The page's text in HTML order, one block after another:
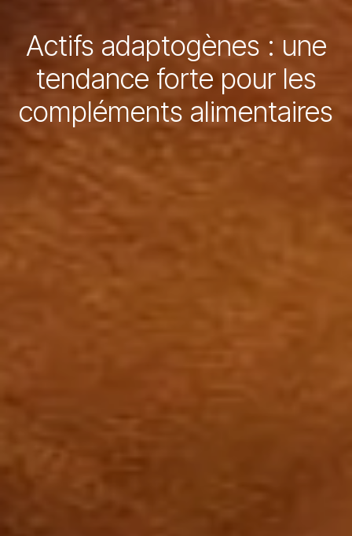
Actifs adaptogènes : une
tendance forte pour les
compléments alimentaires